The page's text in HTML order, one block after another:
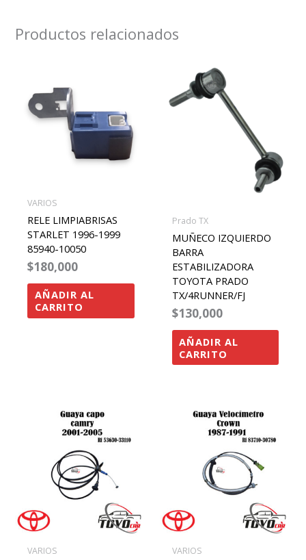
Productos relacionados
VARIOS
RELE LIMPIABRISAS
STARLET 1996-1999
85940-10050
$180,000
AÑADIR AL
CARRITO
Prado TX
MUÑECO IZQUIERDO
BARRA
ESTABILIZADORA
TOYOTA PRADO
TX/4RUNNER/FJ
$130,000
AÑADIR AL
CARRITO
VARIOS VARIOS